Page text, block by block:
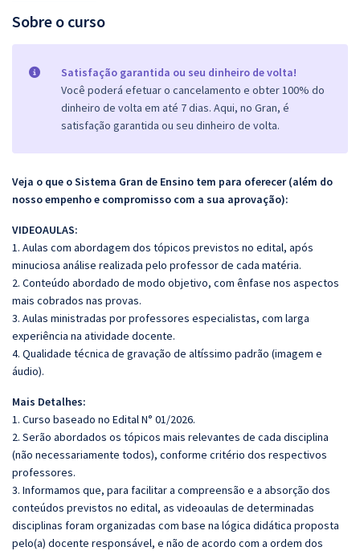
Sobre o curso
Satisfação garantida ou seu dinheiro de volta!
Você poderá efetuar o cancelamento e obter 100% do
dinheiro de volta em até 7 dias. Aqui, no Gran, é
satisfação garantida ou seu dinheiro de volta.
Veja o que o Sistema Gran de Ensino tem para oferecer (além do
nosso empenho e compromisso com a sua aprovação):
VIDEOAULAS:
1. Aulas com abordagem dos tópicos previstos no edital, após
minuciosa análise realizada pelo professor de cada matéria.
2. Conteúdo abordado de modo objetivo, com ênfase nos aspectos
mais cobrados nas provas.
3. Aulas ministradas por professores especialistas, com larga
experiência na atividade docente.
4. Qualidade técnica de gravação de altíssimo padrão (imagem e
áudio).
Mais Detalhes:
1. Curso baseado no Edital N° 01/2026.
2. Serão abordados os tópicos mais relevantes de cada disciplina
(não necessariamente todos), conforme critério dos respectivos
professores.
3. Informamos que, para facilitar a compreensão e a absorção dos
conteúdos previstos no edital, as videoaulas de determinadas
disciplinas foram organizadas com base na lógica didática proposta
pelo(a) docente responsável, e não de acordo com a ordem dos